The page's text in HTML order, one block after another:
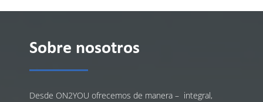
Sobre nosotros
Desde ON2YOU ofrecemos de manera – integral,